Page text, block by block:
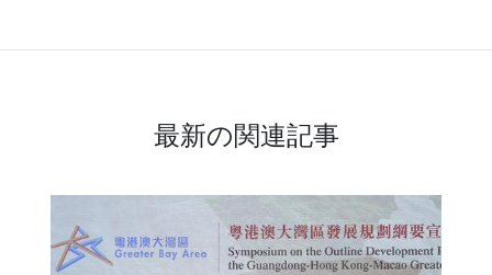
最新の関連記事